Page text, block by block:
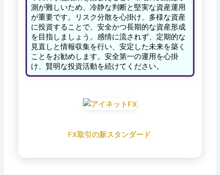
測が難しいため、冷静な判断と堅実な資産運用
が重要です。リスク分散を心掛け、多様な資産
に投資することで、安全かつ長期的な資産形成
を目指しましょう。感情に流されず、定期的な
見直しと情報収集を行い、安定した未来を築く
ことをお勧めします。安全第一の運用を心掛
け、賢明な投資活動を続けてください。
FX取引の新スタンダード